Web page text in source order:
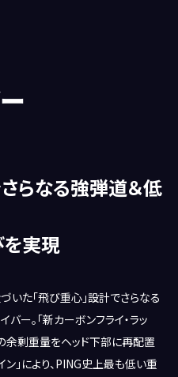
さらなる強弾道＆低
実現
いた「飛び重心」設計でさらなる
ー。「新カーボンフライ・ラッ
の余剰重量をヘッド下部に再配置
ン」により、PING史上最も低い重